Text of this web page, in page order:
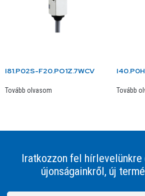
I81.P02S-F20.PO1Z.7WCV
Tovább olvasom Tovább
Iratkozzon fel
újonságainkről, új